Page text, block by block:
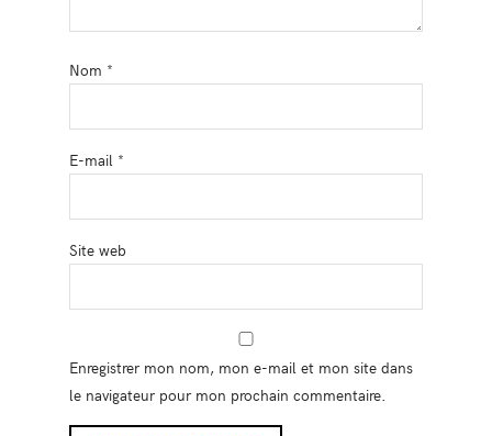
Nom *
E-mail *
Site web
Enregistrer mon nom, mon e-mail et mon site dans
le navigateur pour mon prochain commentaire.